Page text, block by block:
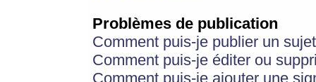
Problèmes de publication
Comment puis-je publier un
Comment puis-je éditer ou
Comment puis-je ajouter une